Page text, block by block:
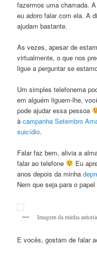
fazermos uma chamada.
eu adoro falar com ela. A
ajudam bastante.
As vezes, apesar de
virtualmente, o que nos
ligue a perguntar se
Um simples telefonema
em alguém liguem-lhe,
pode ajudar essa pessoa
àcampanha Setembro
suicídio.
Falar faz bem, alivia a
falar ao telefone
Eu
anos depois da minha
Nem que seja para o papel
Imagem da minha autoria
E vocês, gostam de falar